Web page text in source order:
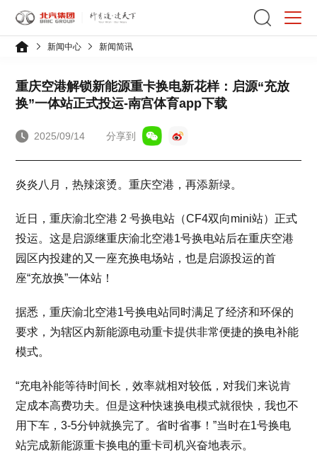
新闻中心 新闻简讯
重庆空港解锁新能源重卡换电新花样：启源“充放
换”一体站正式投运-南宫体育app下载
2025/09/14 分享到
炎炎八月，热辣滚烫。重庆空港，再添新绿。
近日，重庆渝北空港 2 号换电站（CF4双向mini站）正式
投运。这是启源继重庆渝北空港1号换电站后在重庆空港
园区内投建的又一座充换电场站，也是启源投运的首
座“充放换”一体站！
据悉，重庆渝北空港1号换电站同时满足了经济和环保的
要求，为辖区内新能源电动重卡提供非常便捷的换电补能
模式。
“充电补能等待时间长，效率就相对较低，对我们来说肯
定成本高费功夫。但是这种快速换电模式就很快，我也不
用下车，3-5分钟就换完了。省时省事！”当时在1号换电
站完成新能源重卡换电的重卡司机兴奋地表示。